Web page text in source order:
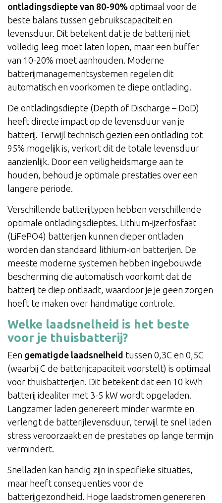
ontladingsdiepte van 80-90% optimaal voor de
beste balans tussen gebruikscapaciteit en
levensduur. Dit betekent dat je de batterij niet
volledig leeg moet laten lopen, maar een buffer
van 10-20% moet aanhouden. Moderne
batterijmanagementsystemen regelen dit
automatisch en voorkomen te diepe ontlading.
De ontladingsdiepte (Depth of Discharge – DoD)
heeft directe impact op de levensduur van je
batterij. Terwijl technisch gezien een ontlading tot
95% mogelijk is, verkort dit de totale levensduur
aanzienlijk. Door een veiligheidsmarge aan te
houden, behoud je optimale prestaties over een
langere periode.
Verschillende batterijtypen hebben verschillende
optimale ontladingsdieptes. Lithium-ijzerfosfaat
(LiFePO4) batterijen kunnen dieper ontladen
worden dan standaard lithium-ion batterijen. De
meeste moderne systemen hebben ingebouwde
bescherming die automatisch voorkomt dat de
batterij te diep ontlaadt, waardoor je je geen zorgen
hoeft te maken over handmatige controle.
Welke laadsnelheid is het beste
voor je thuisbatterij?
Een gematigde laadsnelheid tussen 0,3C en 0,5C
(waarbij C de batterijcapaciteit voorstelt) is optimaal
voor thuisbatterijen. Dit betekent dat een 10 kWh
batterij idealiter met 3-5 kW wordt opgeladen.
Langzamer laden genereert minder warmte en
verlengt de batterijlevensduur, terwijl te snel laden
stress veroorzaakt en de prestaties op lange termijn
vermindert.
Snelladen kan handig zijn in specifieke situaties,
maar heeft consequenties voor de
batterijgezondheid. Hoge laadstromen genereren